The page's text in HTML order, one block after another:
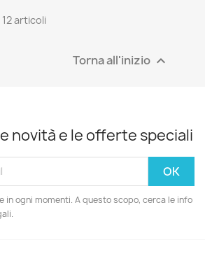
articoli
Torna all'inizio 
novità e le offerte speciali
in ogni momenti. A questo scopo, cerca le info